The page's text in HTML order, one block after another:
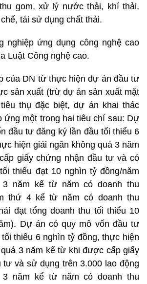
gom, xử lý nước thải, khí thải,
tái sử dụng chất thải.
nghiệp ứng dụng công nghệ cao
Luật Công nghệ cao.
của DN từ thực hiện dự án đầu tư
sản xuất (trừ dự án sản xuất mặt
thụ đặc biệt, dự án khai thác
ứng một trong hai tiêu chí sau: Dự
đầu tư đăng ký lần đầu tối thiểu 6
hiện giải ngân không quá 3 năm
giấy chứng nhận đầu tư và có
thiểu đạt 10 nghìn tỷ đồng/năm
3 năm kể từ năm có doanh thu
thứ 4 kể từ năm có doanh thu
đạt tổng doanh thu tối thiểu 10
Dự án có quy mô vốn đầu tư
thiểu 6 nghìn tỷ đồng, thực hiện
3 năm kể từ khi được cấp giấy
tư và sử dụng trên 3.000 lao động
3 năm kể từ năm có doanh thu